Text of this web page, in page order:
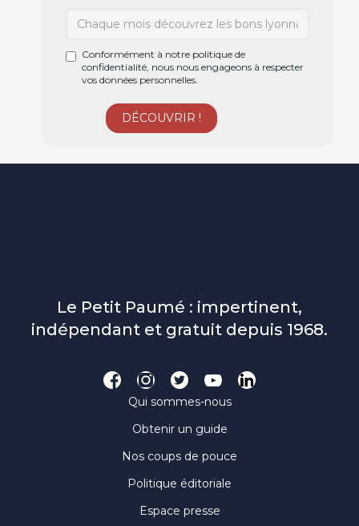
Conformément à notre politique de
confidentialité, nous nous engageons à respecter
vos données personnelles.
Le Petit Paumé : impertinent,
indépendant et gratuit depuis 1968.
Qui sommes-nous
Obtenir un guide
Nos coups de pouce
Politique éditoriale
Espace presse